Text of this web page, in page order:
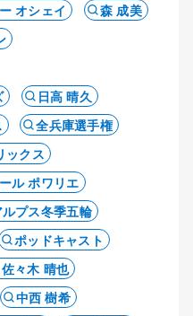
オシェイ
森 成美
日高 晴久
全兵庫選手権
ックス
ル ポワリエ
プス冬季五輪
ポッドキャスト
佐々木 晴也
中西 樹希